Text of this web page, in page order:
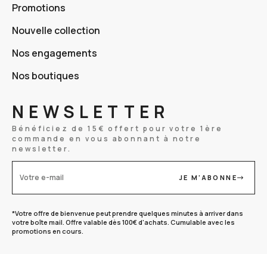
Promotions
Nouvelle collection
Nos engagements
Nos boutiques
NEWSLETTER
Bénéficiez de 15€ offert pour votre 1ère
commande en vous abonnant à notre
newsletter.
Votre e-mail JE M'ABONNE
*Votre offre de bienvenue peut prendre quelques minutes à arriver dans
votre boîte mail. Offre valable dès 100€ d'achats. Cumulable avec les
promotions en cours.